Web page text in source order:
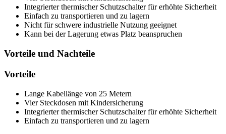
Integrierter thermischer Schutzschalter für erhöhte Sicherheit
Einfach zu transportieren und zu lagern
Nicht für schwere industrielle Nutzung geeignet
Kann bei der Lagerung etwas Platz beanspruchen
Vorteile und Nachteile
Vorteile
Lange Kabellänge von 25 Metern
Vier Steckdosen mit Kindersicherung
Integrierter thermischer Schutzschalter für erhöhte Sicherheit
Einfach zu transportieren und zu lagern